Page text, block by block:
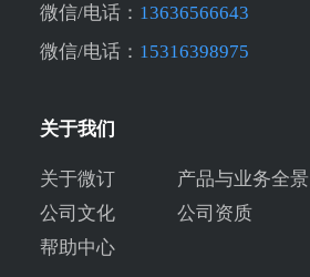
微信/电话： 13636566643
微信/电话： 15316398975
关于我们
关于微订 产品与业务全景
公司文化
公司资质
帮助中心